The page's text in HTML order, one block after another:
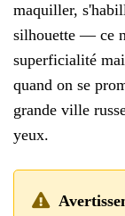
maquiller,
silhouette — ce
superficialité
quand on se
grande ville
yeux.